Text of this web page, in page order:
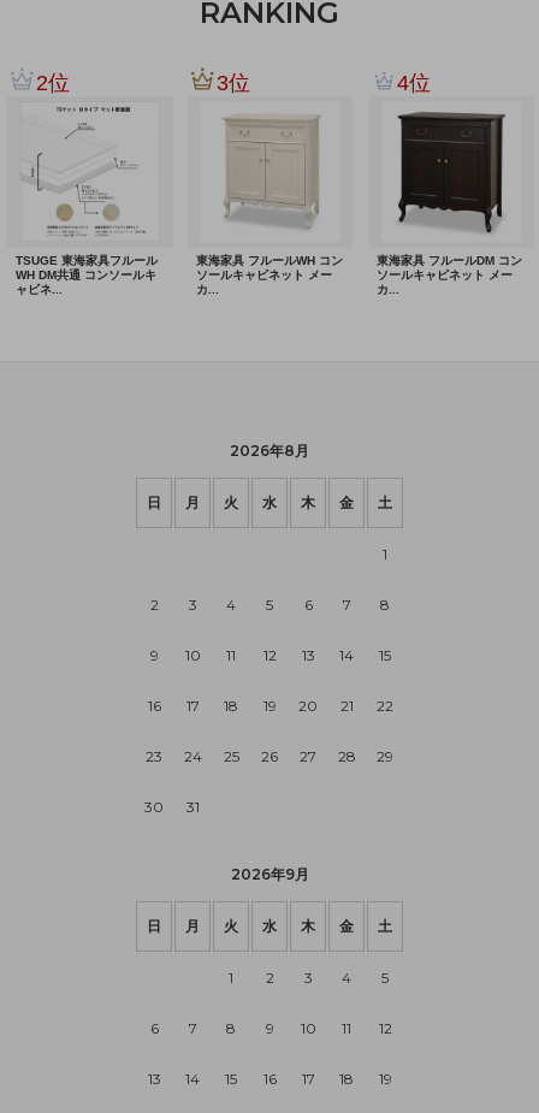
RANKING
2026年8月
日 月 火 水 木 金 土
1
2 3 4 5 6 7 8
9 10 11 12 13 14 15
16 17 18 19 20 21 22
23 24 25 26 27 28 29
30 31
2026年9月
日 月 火 水 木 金 土
1 2 3 4 5
6 7 8 9 10 11 12
13 14 15 16 17 18 19